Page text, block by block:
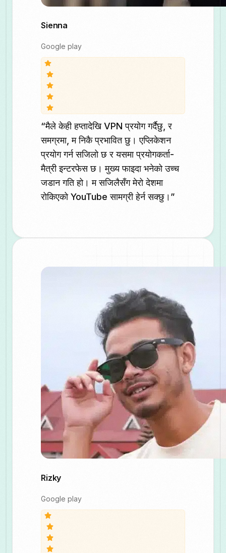
Sienna
Google play
“मैले केही हप्तादेखि VPN प्रयोग गर्दैछु, र
समग्रमा, म निकै प्रभावित छु। एप्लिकेशन
प्रयोग गर्न सजिलो छ र यसमा प्रयोगकर्ता-
मैत्री इन्टरफेस छ। मुख्य फाइदा भनेको उच्च
जडान गति हो। म सजिलैसँग मेरो देशमा
रोकिएको YouTube सामग्री हेर्न सक्छु।”
Rizky
Google play